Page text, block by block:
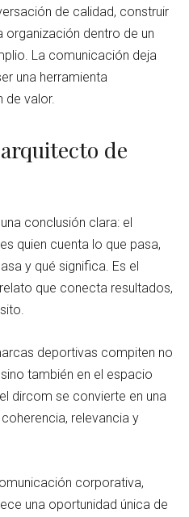
de calidad, construir
dentro de un
La comunicación deja
una herramienta
valor.
de
conclusión clara: el
quien cuenta lo que pasa,
y qué significa. Es el
que conecta resultados,
deportivas compiten no
también en el espacio
dircom se convierte en una
relevancia y
corporativa,
una oportunidad única de